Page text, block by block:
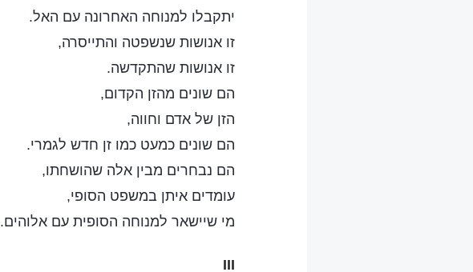
יתקבלו למנוחה האחרונה עם האל.
זו אנושות שנשפטה והתייסרה,
זו אנושות שהתקדשה.
הם שונים מהזן הקדום,
הזן של אדם וחווה,
הם שונים כמעט כמו זן חדש לגמרי.
הם נבחרים מבין אלה שהושחתו,
עומדים איתן במשפט הסופי,
מי שיישאר למנוחה הסופית עם אלוהים.
III